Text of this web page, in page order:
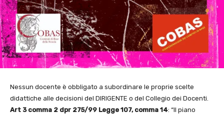
Nessun docente è obbligato a subordinare le proprie scelte
didattiche alle decisioni del DIRIGENTE o del Collegio dei Docenti.
Art 3 comma 2 dpr 275/99 Legge 107, comma 14: “Il piano